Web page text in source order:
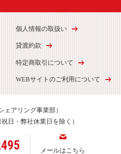
個人情報の取扱い
貸渡約款
特定商取引について
WEBサイトのご利用について
ェアリング事業部）
日・弊社休業日を除く）
メールはこちら